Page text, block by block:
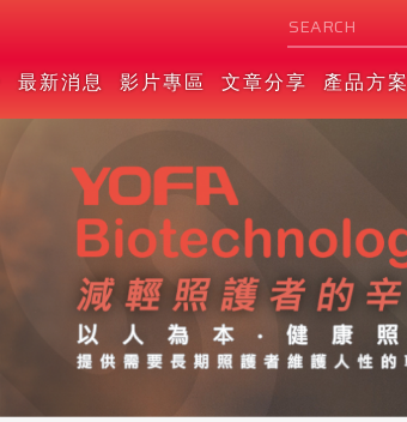
最新消息 影片專區 文章分享 產品方案